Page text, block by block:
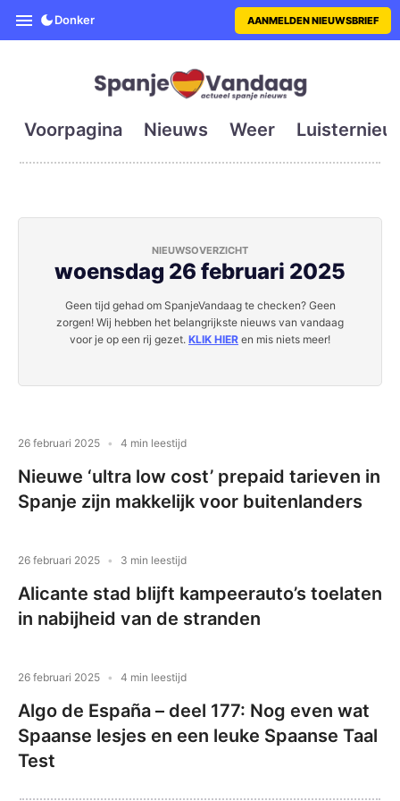
SpanjeVandaag is de eerste
Donker AANMELDEN NIEUWSBRIEF
Voorpagina Nieuws Weer
NIEUWSOVERZICHT
woensdag 26 februari 2025
Geen tijd gehad om SpanjeVandaag te checken? Geen
zorgen! Wij hebben het belangrijkste nieuws van vandaag
voor je op een rij gezet. KLIK HIER en mis niets meer!
26 februari 2025 4 min leestijd
Nieuwe ‘ultra low cost’ prepaid tarieven in
Spanje zijn makkelijk voor buitenlanders
26 februari 2025 3 min leestijd
Alicante stad blijft kampeerauto’s toelaten
in nabijheid van de stranden
26 februari 2025 4 min leestijd
Algo de España – deel 177: Nog even wat
Spaanse lesjes en een leuke Spaanse Taal
Test